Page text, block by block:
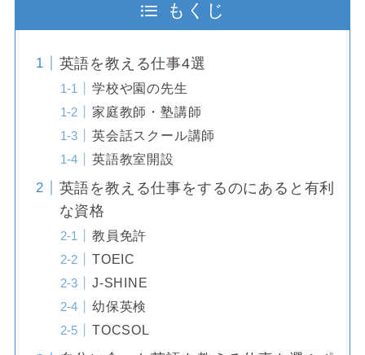
もくじ
英語を教える仕事4選
学校や園の先生
家庭教師・塾講師
英会話スクール講師
英語教室開設
英語を教える仕事をするのにあると有利
な資格
教員免許
TOEIC
J-SHINE
幼保英検
TOCSOL